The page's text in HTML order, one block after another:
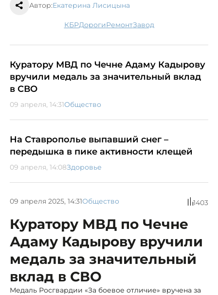
Автор:Екатерина Лисицына
КБР дороги ремонт завод
Куратору МВД по Чечне Адаму Кадырову
вручили медаль за значительный вклад
в СВО
09 апреля, 14:31Общество
На Ставрополье выпавший снег –
передышка в пике активности клещей
09 апреля, 14:08Здоровье
09 апреля 2025, 14:31Общество 1403
Куратору МВД по Чечне
Адаму Кадырову вручили
медаль за значительный
вклад в СВО
Медаль Росгвардии «За боевое отличие» вручена за